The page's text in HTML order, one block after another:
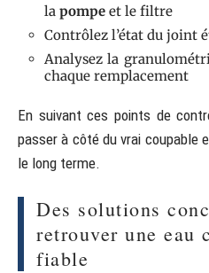
la pompe et le filtre
Contrôlez l’état du joint
Analysez la
chaque remplacement
En suivant ces points de
passer à côté du vrai coupable
le long terme.
Des solutions
retrouver une
fiable